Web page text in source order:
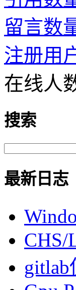
留言数
注册用
在线人
搜索
最新日志
CHS/
gitlab